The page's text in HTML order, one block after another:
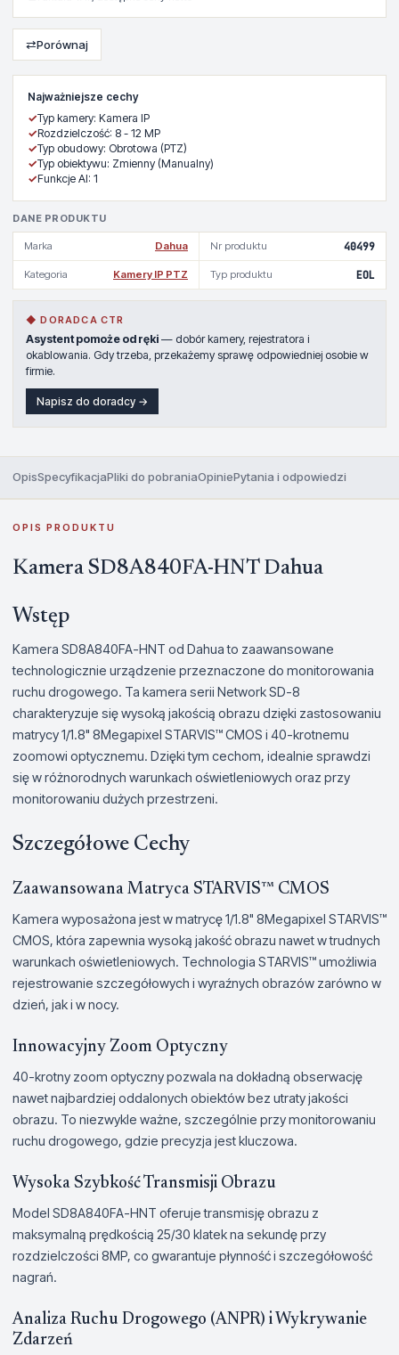
Najważniejsze cechy
✓Typ kamery: Kamera IP
✓Rozdzielczość: 8 - 12 MP
✓Typ obudowy: Obrotowa (PTZ)
✓Typ obiektywu: Zmienny (Manualny)
✓Funkcje AI: 1
DANE PRODUKTU
Marka Dahua Nr produktu 40499
Kategoria Kamery IP PTZ Typ produktu EOL
◆ DORADCA CTR
Asystent pomoże od ręki — dobór kamery, rejestratora i
okablowania. Gdy trzeba, przekażemy sprawę odpowiedniej osobie w
firmie.
Napisz do doradcy →
⇄Porównaj
OpisSpecyfikacjaPliki do pobraniaOpiniePytania i odpowiedzi
OPIS PRODUKTU
Kamera SD8A840FA-HNT Dahua
Wstęp
Kamera SD8A840FA-HNT od Dahua to zaawansowane
technologicznie urządzenie przeznaczone do monitorowania
ruchu drogowego. Ta kamera serii Network SD-8
charakteryzuje się wysoką jakością obrazu dzięki zastosowaniu
matrycy 1/1.8" 8Megapixel STARVIS™ CMOS i 40-krotnemu
zoomowi optycznemu. Dzięki tym cechom, idealnie sprawdzi
się w różnorodnych warunkach oświetleniowych oraz przy
monitorowaniu dużych przestrzeni.
Szczegółowe Cechy
Zaawansowana Matryca STARVIS™ CMOS
Kamera wyposażona jest w matrycę 1/1.8" 8Megapixel STARVIS™
CMOS, która zapewnia wysoką jakość obrazu nawet w trudnych
warunkach oświetleniowych. Technologia STARVIS™ umożliwia
rejestrowanie szczegółowych i wyraźnych obrazów zarówno w
dzień, jak i w nocy.
Innowacyjny Zoom Optyczny
40-krotny zoom optyczny pozwala na dokładną obserwację
nawet najbardziej oddalonych obiektów bez utraty jakości
obrazu. To niezwykle ważne, szczególnie przy monitorowaniu
ruchu drogowego, gdzie precyzja jest kluczowa.
Wysoka Szybkość Transmisji Obrazu
Model SD8A840FA-HNT oferuje transmisję obrazu z
maksymalną prędkością 25/30 klatek na sekundę przy
rozdzielczości 8MP, co gwarantuje płynność i szczegółowość
nagrań.
Analiza Ruchu Drogowego (ANPR) i Wykrywanie
Zdarzeń